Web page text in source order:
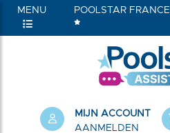
MENU POOLSTAR FRANCE
MIJN ACCOUNT
AANMELDEN